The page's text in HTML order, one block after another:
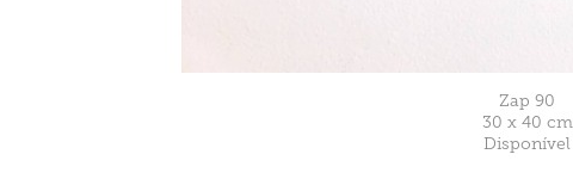
Zap 90
30 x 40 cm
Disponível